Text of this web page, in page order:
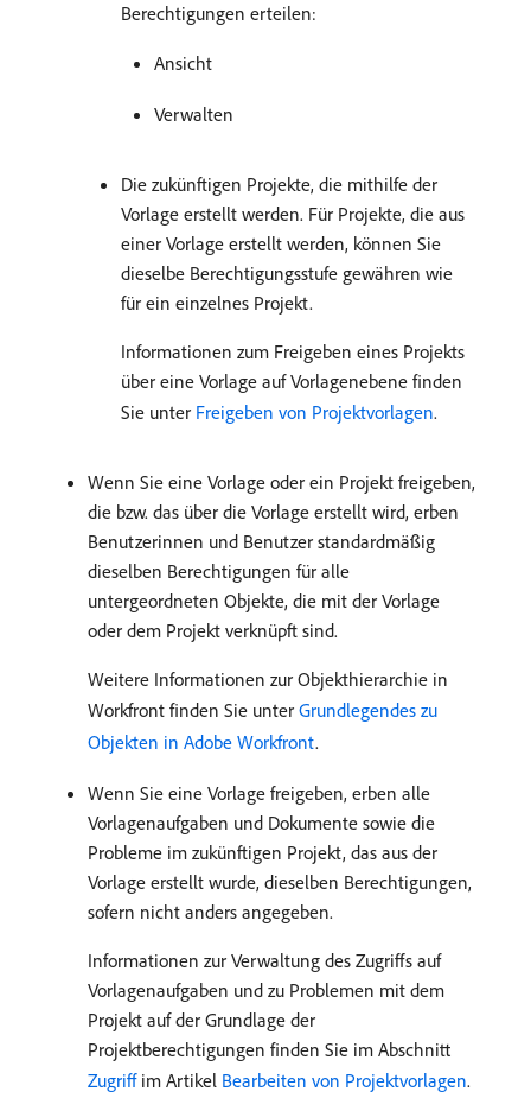
Berechtigungen erteilen:
Ansicht
Verwalten
Die zukünftigen Projekte, die mithilfe der
Vorlage erstellt werden. Für Projekte, die aus
einer Vorlage erstellt werden, können Sie
dieselbe Berechtigungsstufe gewähren wie
für ein einzelnes Projekt.
Informationen zum Freigeben eines Projekts
über eine Vorlage auf Vorlagenebene finden
Sie unter Freigeben von Projektvorlagen.
Wenn Sie eine Vorlage oder ein Projekt freigeben,
die bzw. das über die Vorlage erstellt wird, erben
Benutzerinnen und Benutzer standardmäßig
dieselben Berechtigungen für alle
untergeordneten Objekte, die mit der Vorlage
oder dem Projekt verknüpft sind.
Weitere Informationen zur Objekthierarchie in
Workfront finden Sie unter Grundlegendes zu
Objekten in Adobe Workfront.
Wenn Sie eine Vorlage freigeben, erben alle
Vorlagenaufgaben und Dokumente sowie die
Probleme im zukünftigen Projekt, das aus der
Vorlage erstellt wurde, dieselben Berechtigungen,
sofern nicht anders angegeben.
Informationen zur Verwaltung des Zugriffs auf
Vorlagenaufgaben und zu Problemen mit dem
Projekt auf der Grundlage der
Projektberechtigungen finden Sie im Abschnitt
Zugriffim Artikel Bearbeiten von Projektvorlagen.